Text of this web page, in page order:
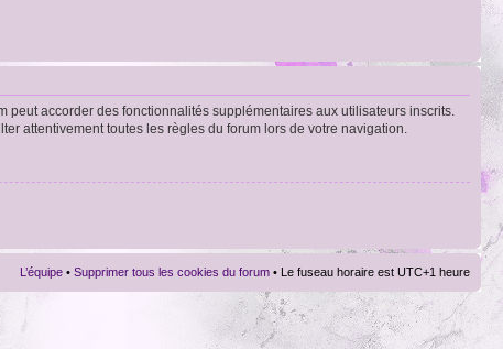
peut accorder des fonctionnalités supplémentaires aux utilisateurs inscrits.
attentivement toutes les règles du forum lors de votre navigation.
L’équipe • Supprimer tous les cookies du forum • Le fuseau horaire est UTC+1 heure